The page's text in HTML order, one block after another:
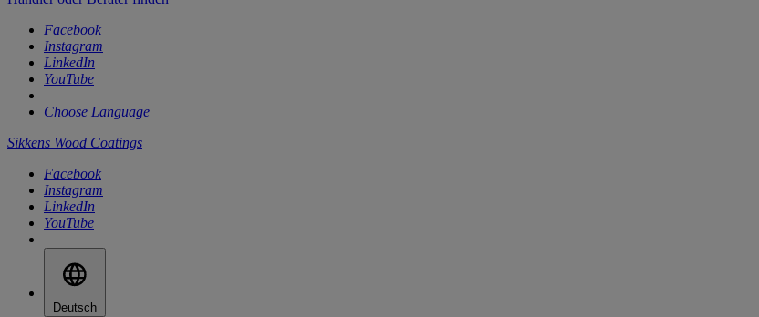
Facebook
Instagram
LinkedIn
YouTube
Choose Language
Sikkens Wood Coatings
Facebook
Instagram
LinkedIn
YouTube
Deutsch